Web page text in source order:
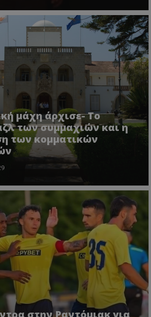
μάχη άρχισε- Το
των συμμαχιών και η
των κομματικών